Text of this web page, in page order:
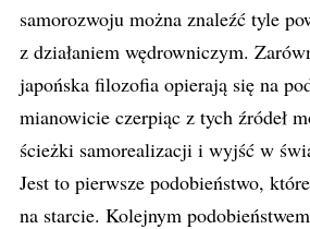
samorozwoju można znaleźć tyle
z działaniem wędrowniczym.
japońska filozofia opierają się na
mianowicie czerpiąc z tych źródeł
ścieżki samorealizacji i wyjść w
Jest to pierwsze podobieństwo,
na starcie. Kolejnym